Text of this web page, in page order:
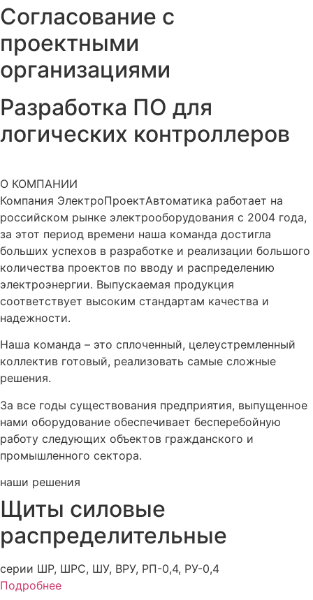
Согласование с
проектными
организациями
Разработка ПО для
логических контроллеров
О КОМПАНИИ
Компания ЭлектроПроектАвтоматика работает на
российском рынке электрооборудования с 2004 года,
за этот период времени наша команда достигла
больших успехов в разработке и реализации большого
количества проектов по вводу и распределению
электроэнергии. Выпускаемая продукция
соответствует высоким стандартам качества и
надежности.
Наша команда – это сплоченный, целеустремленный
коллектив готовый, реализовать самые сложные
решения.
За все годы существования предприятия, выпущенное
нами оборудование обеспечивает бесперебойную
работу следующих объектов гражданского и
промышленного сектора.
наши решения
Щиты силовые
распределительные
серии ШР, ШРС, ШУ, ВРУ, РП-0,4, РУ-0,4
Подробнее